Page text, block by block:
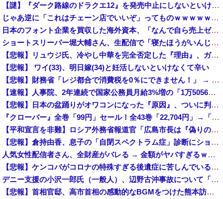
【謎】『ダーク路線のドラクエ12』を発売中止にしないといけなかった理由ってガチでなに？とりあえすだせばいいやん
じゃあ逆に「これはチェーン店でいいぞ」ってものｗｗｗｗｗｗｗｗ他
日本のフォント企業を買収した海外資本、「なんで自ら売上ゼロにするようなことするの」とドン引きするよう
ショートスリーパー堀大輔さん、生配信で「寝たほうがいんじゃないですか？」というコメントにブチギレ！ガチで怖すぎると話題に・・・
【悲報】リュウジ氏、冷やし中華を完全否定した『理由』、ガチでヤバイ・・・・・・
【悲報】 ワイ(33)、明日嫁(34)と妊活しないといけなくて辛い
【悲報】財務省「レジ都合で消費税を0％にできません！」 → X民「指定ゴミ袋を買ってレシート見たら消費税はゼロになるんだけど？」ｗｗｗｗｗｗｗｗ...
【速報】人事院、2年連続で国家公務員月給3%増の「1万5056円」引き上げ勧告 2年で6%超え
【悲報】日本の盆踊りがオワコンになった『原因』、ついに判明する・・・・・
『クローバー』全巻「99円」セール！全43巻「22,704円」→「4,257円」！実写ドラマ化もされたチャンピオンが誇る名作ヤンキー漫画！『ドロ...
【平和宣言を非難】ロシア外務省報道官「広島市長は『偽りの呪文』繰り返している」
【悲報】倉持由香、息子の「自閉スペクトラム症」診断にショックで涙… 見逃していた乳幼児期のサインとは？
人気女性配信者さん、全財産がバレる → 金額がヤバすぎるｗｗｗｗｗｗ
【悲報】ケンコバがコロナの特殊すぎる後遺症に苦しんでいる模様…お前らの周りにもこんな奴いる？
デニー支援の小沢一郎氏（一般人）、辺野古沖事故について「玉城デニー知事の責任ではないが、不幸な出来事を悪宣伝に利用する人がいる」
【悲報】首相官邸、高市首相の感動的なBGMをつけた熊本訪問の感動ムービーを投稿